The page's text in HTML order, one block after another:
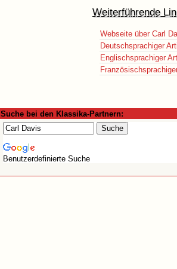
Weiterführende
Webseite über Carl
Deutschsprachiger
Englischsprachiger
Suche bei den Klassika-Partnern:
Benutzerdefinierte Suche